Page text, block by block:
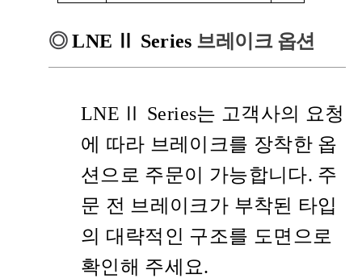
◎LNE Series 브레이크 옵션
LNE Ⅱ Series는 고객사의 요청
에 따라 브레이크를 장착한 옵
션으로 주문이 가능합니다. 주
문 전 브레이크가 부착된 타입
의 대략적인 구조를 도면으로
확인해 주세요.